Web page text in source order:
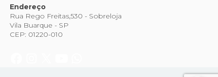
Endereço
Rua Rego Freitas,530 - Sobreloja
Vila Buarque - SP
CEP: 01220-010